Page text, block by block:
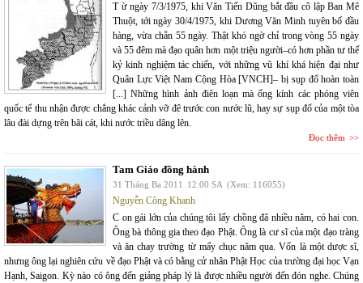
T ừ ngày 7/3/1975, khi Văn Tiến Dũng bắt đầu cô lập Ban Mê
Thuột, tới ngày 30/4/1975, khi Dương Văn Minh tuyên bố đầu
hàng, vừa chẵn 55 ngày. Thật khó ngờ chỉ trong vòng 55 ngày
và 55 đêm mà đạo quân hơn một triệu người–có hơn phần tư thế
kỷ kinh nghiệm tác chiến, với những vũ khí khá hiện đại như
Quân Lực Việt Nam Cộng Hòa [VNCH]– bị sụp đổ hoàn toàn
[...] Những hình ảnh điên loạn mà ống kính các phóng viên
quốc tế thu nhận được chẳng khác cảnh vỡ đê trước con nước lũ, hay sự sụp đổ của một tòa
lâu đài dựng trên bãi cát, khi nước triều dâng lên.
Đọc thêm
Tam Giáo đồng hành
31 Tháng Ba 2011 12:00 SA (Xem: 116055)
Nguyễn Công Khanh
C on gái lớn của chúng tôi lấy chồng đã nhiều năm, có hai con.
Ông bà thông gia theo đạo Phật. Ông là cư sĩ của một đạo tràng
và ăn chay trường từ mấy chục năm qua. Vốn là một dược sĩ,
nhưng ông lại nghiên cứu về đạo Phật và có bằng cử nhân Phật Học của trường đại học Vạn
Hạnh, Saigon. Kỳ nào có ông đến giảng pháp lý là được nhiều người đến đón nghe. Chúng